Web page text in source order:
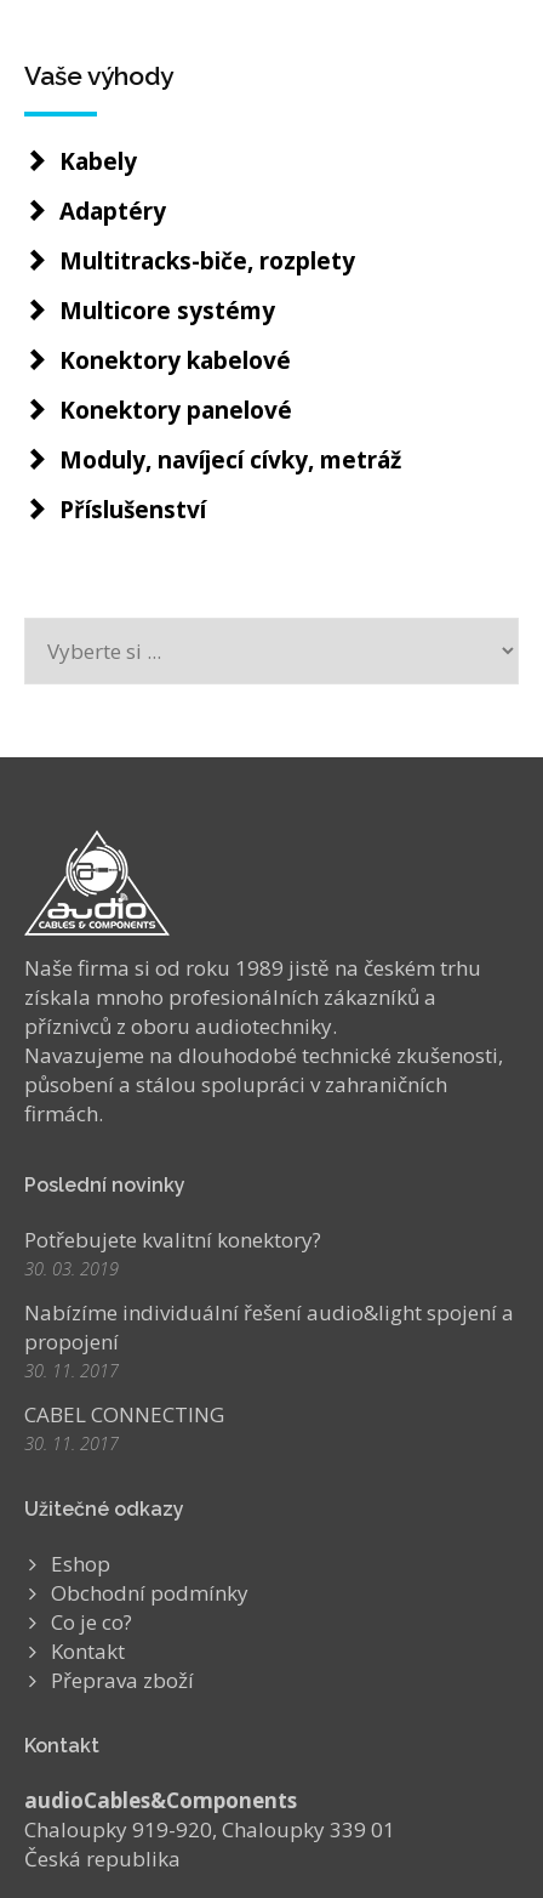
Vaše výhody
Kabely
Adaptéry
Multitracks-biče, rozplety
Multicore systémy
Konektory kabelové
Konektory panelové
Moduly, navíjecí cívky, metráž
Příslušenství
Naše firma si od roku 1989 jistě na českém trhu
získala mnoho profesionálních zákazníků a
příznivců z oboru audiotechniky.
Navazujeme na dlouhodobé technické zkušenosti,
působení a stálou spolupráci v zahraničních
firmách.
Poslední novinky
Potřebujete kvalitní konektory?
30. 03. 2019
Nabízíme individuální řešení audio&light spojení a
propojení
30. 11. 2017
CABEL CONNECTING
30. 11. 2017
Užitečné odkazy
Eshop
Obchodní podmínky
Co je co?
Kontakt
Přeprava zboží
Kontakt
audioCables&Components
Chaloupky 919-920, Chaloupky 339 01
Česká republika